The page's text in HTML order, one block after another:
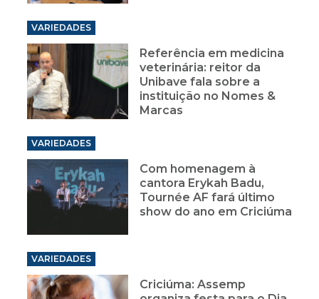
VARIEDADES
Referência em medicina
veterinária: reitor da
Unibave fala sobre a
instituição no Nomes &
Marcas
VARIEDADES
Com homenagem à
cantora Erykah Badu,
Tournée AF fará último
show do ano em Criciúma
VARIEDADES
Criciúma: Assemp